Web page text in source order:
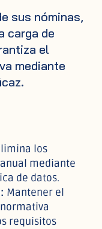
sus nóminas,
carga de
el
mediante
los
mediante
de datos.
Mantener el
requisitos